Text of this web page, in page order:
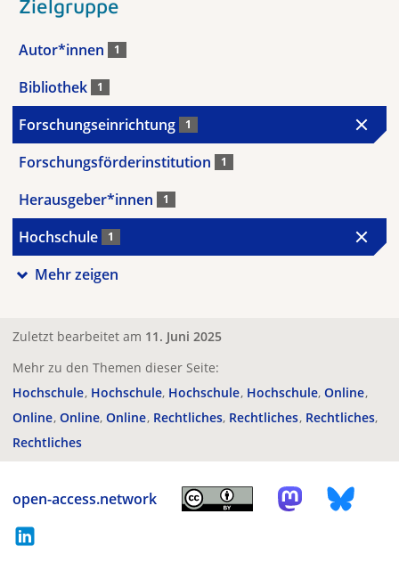
Zielgruppe
Autor*innen 1
Bibliothek 1
Forschungseinrichtung 1
Forschungsförderinstitution 1
Herausgeber*innen 1
Hochschule 1
Mehr zeigen
Zuletzt bearbeitet am 11. Juni 2025
Mehr zu den Themen dieser Seite:
Hochschule Hochschule Hochschule Hochschule Online
Online Online Online Rechtliches Rechtliches Rechtliches
Rechtliches
open-access.network